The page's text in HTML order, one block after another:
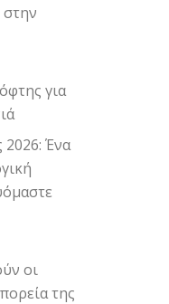
για
2026: Ένα
οι
της